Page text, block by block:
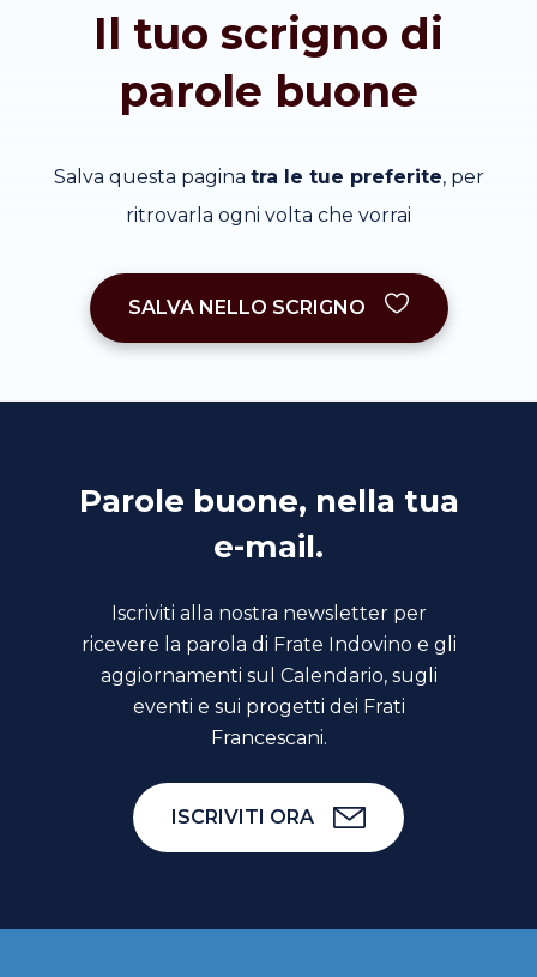
Il tuo scrigno di
parole buone
Salva questa pagina tra le tue preferite, per
ritrovarla ogni volta che vorrai
SALVA NELLO SCRIGNO
Parole buone, nella tua
e-mail.
Iscriviti alla nostra newsletter per
ricevere la parola di Frate Indovino e gli
aggiornamenti sul Calendario, sugli
eventi e sui progetti dei Frati
Francescani.
ISCRIVITI ORA